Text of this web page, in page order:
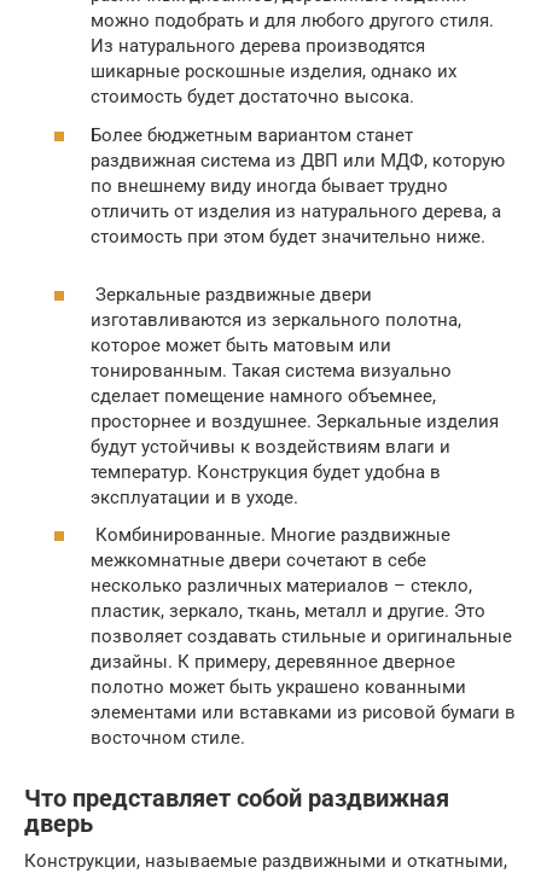
можно подобрать и для любого другого стиля.
Из натурального дерева производятся
шикарные роскошные изделия, однако их
стоимость будет достаточно высока.
Более бюджетным вариантом станет
раздвижная система из ДВП или МДФ, которую
по внешнему виду иногда бывает трудно
отличить от изделия из натурального дерева, а
стоимость при этом будет значительно ниже.
Зеркальные раздвижные двери
изготавливаются из зеркального полотна,
которое может быть матовым или
тонированным. Такая система визуально
сделает помещение намного объемнее,
просторнее и воздушнее. Зеркальные изделия
будут устойчивы к воздействиям влаги и
температур. Конструкция будет удобна в
эксплуатации и в уходе.
Комбинированные. Многие раздвижные
межкомнатные двери сочетают в себе
несколько различных материалов – стекло,
пластик, зеркало, ткань, металл и другие. Это
позволяет создавать стильные и оригинальные
дизайны. К примеру, деревянное дверное
полотно может быть украшено кованными
элементами или вставками из рисовой бумаги в
восточном стиле.
Что представляет собой раздвижная
дверь
Конструкции, называемые раздвижными и откатными,